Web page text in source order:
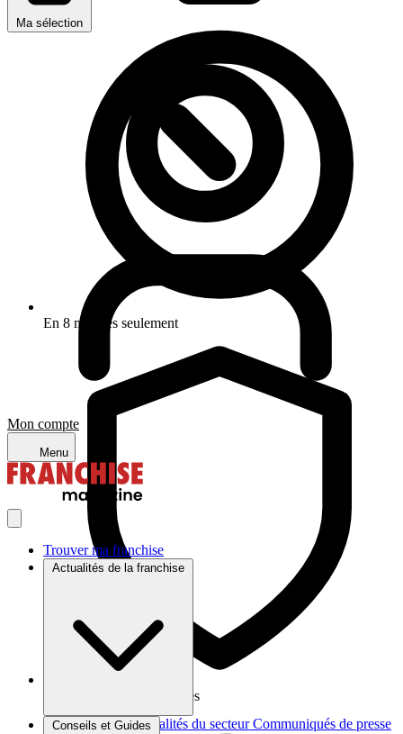
Ma sélection
Mon compte
Menu
Trouver ma franchise
Actualités de la franchise
Brèves et actus Actualités du secteur Communiqués de presse
Conseils et Guides
En 8 minutes seulement
Vos données sont protégées